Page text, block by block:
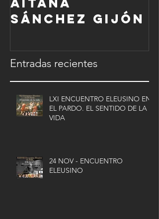
Sánchez Gijón
Entradas recientes
LXI ENCUENTRO ELEUSINO EN
EL PARDO. EL SENTIDO DE LA
VIDA
24 NOV - ENCUENTRO
ELEUSINO